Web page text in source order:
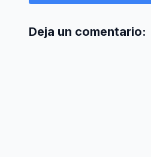
Deja un comentario: